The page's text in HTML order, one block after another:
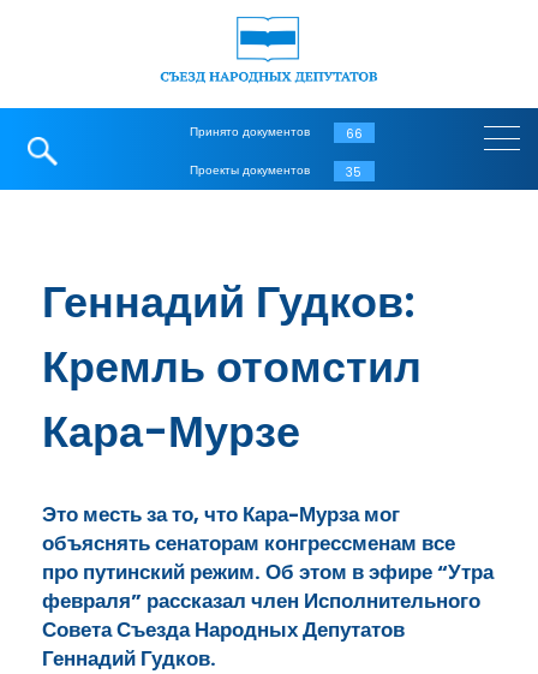
Принято документов 66
Проекты документов 35
Геннадий Гудков:
Кремль отомстил
Кара-Мурзе
Это месть за то, что Кара-Мурза мог
объяснять сенаторам конгрессменам все
про путинский режим. Об этом в эфире “Утра
февраля” рассказал член Исполнительного
Совета Съезда Народных Депутатов
Геннадий Гудков.